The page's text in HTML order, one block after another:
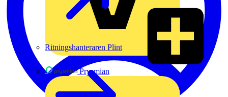
Prysmian
Ritningshanteraren Plint